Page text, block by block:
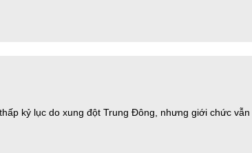
kỷ lục do xung đột Trung Đông, nhưng giới chức vẫn